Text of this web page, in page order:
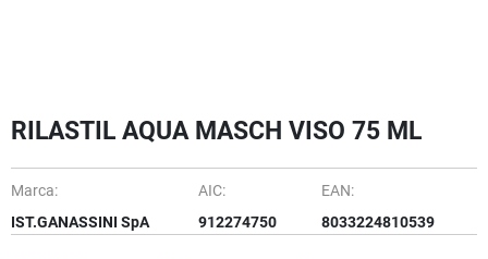
RILASTIL AQUA MASCH VISO 75 ML
Marca:
IST.GANASSINI SpA
AIC:
912274750
EAN:
8033224810539